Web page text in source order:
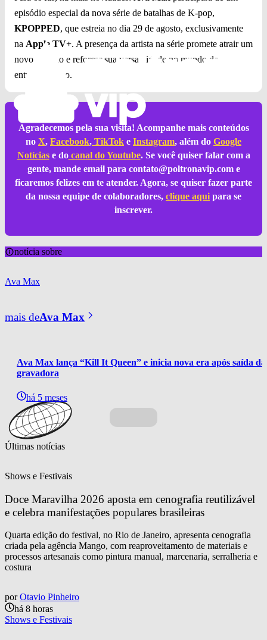
episódio especial da nova série de batalhas de K-pop,
KPOPPED, que estreia no dia 29 de agosto, exclusivamente
na Apple TV+. A presença da artista na série promete atrair um
novo público e reforçar sua versatilidade no mundo do
entretenimento.
Agradecemos pela sua visita! Acompanhe mais conteúdos
no X, Facebook, TikTok e Instagram, além do Google
Notíciase docanal do Youtube. Se você quiser falar com a
gente, mande email para contato@poltronavip.come
ficaremos felizes em te atender. Agora, se quiser fazer parte
da nossa equipe de colaboradores, clique aqui para se
inscrever.
notícia sobre
Ava Max
mais deAva Max
Ava Max lança “Kill It Queen” e inicia nova era após saída
gravadora
há 5 meses
Últimas notícias
Shows e Festivais
Doce Maravilha 2026 aposta em cenografia reutilizável
e celebra manifestações populares brasileiras
Quarta edição do festival, no Rio de Janeiro, apresenta cenografia
criada pela agência Mango, com reaproveitamento de materiais e
processos artesanais como pintura manual, marcenaria, serralheria e
costura
por Otavio Pinheiro
há 8 horas
Shows e Festivais